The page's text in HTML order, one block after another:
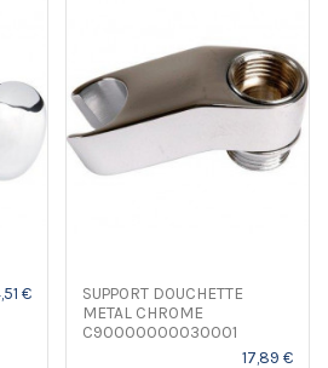
€
SUPPORT DOUCHETTE
METAL CHROME
C90000000030001
17,89 €